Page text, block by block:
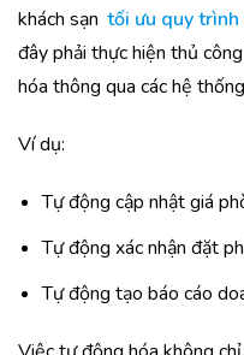
khách sạn tối ưu quy trình
đây phải thực hiện thủ
hóa thông qua các hệ
Ví dụ:
Tự động cập nhật giá
Tự động xác nhận đặt
Tự động tạo báo cáo